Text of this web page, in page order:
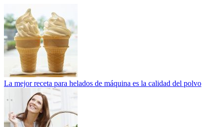
La mejor receta para helados de máquina es la calidad del polvo